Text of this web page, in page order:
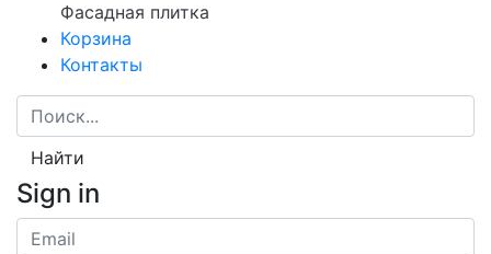
Фасадная плитка
Корзина
Контакты
Найти
Sign in